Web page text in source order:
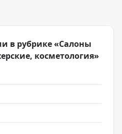
в рубрике «Салоны
косметология»